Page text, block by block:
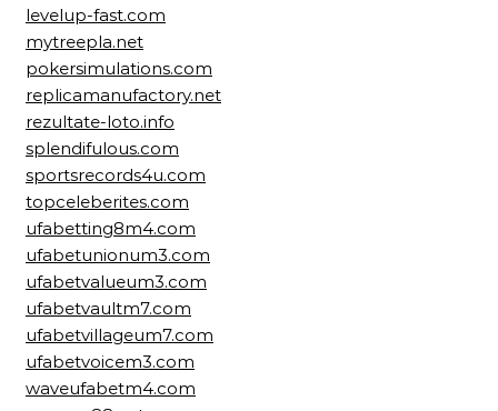
levelup-fast.com
mytreepla.net
pokersimulations.com
replicamanufactory.net
rezultate-loto.info
splendifulous.com
sportsrecords4u.com
topceleberites.com
ufabetting8m4.com
ufabetunionum3.com
ufabetvalueum3.com
ufabetvaultm7.com
ufabetvillageum7.com
ufabetvoicem3.com
waveufabetm4.com